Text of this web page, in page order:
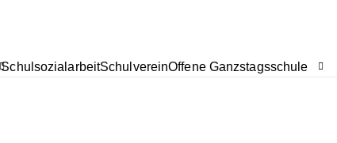
SchulsozialarbeitSchulvereinOffene Ganzstagsschule